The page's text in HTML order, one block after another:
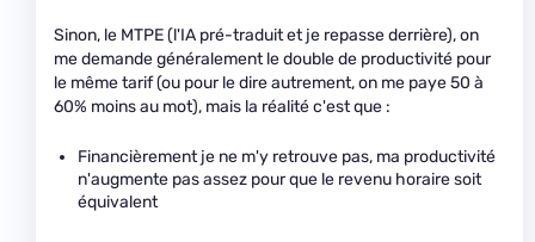
Sinon, le MTPE (l'IA pré-traduit et je repasse derrière), on
me demande généralement le double de productivité pour
le même tarif (ou pour le dire autrement, on me paye 50 à
60% moins au mot), mais la réalité c'est que :
Financièrement je ne m'y retrouve pas, ma productivité
n'augmente pas assez pour que le revenu horaire soit
équivalent